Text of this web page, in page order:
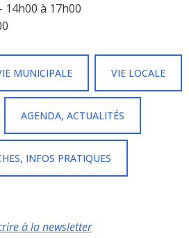
14h00 à 17h00
MUNICIPALE VIE LOCALE
AGENDA, ACTUALITÉS
INFOS PRATIQUES
à la newsletter